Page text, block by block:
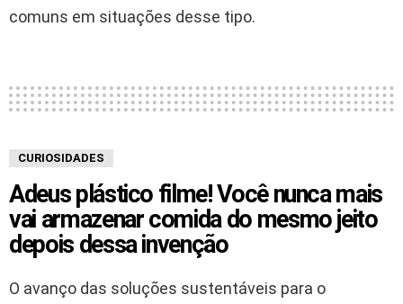
comuns em situações desse tipo.
CURIOSIDADES
Adeus plástico filme! Você nunca mais
vai armazenar comida do mesmo jeito
depois dessa invenção
O avanço das soluções sustentáveis para o